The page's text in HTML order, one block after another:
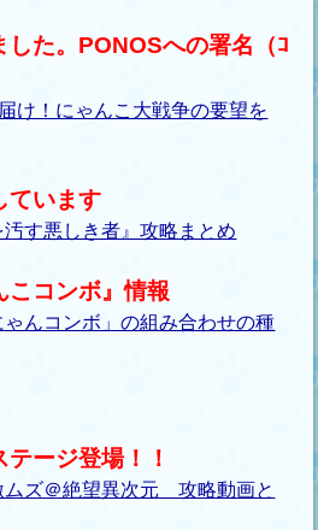
した。PONOSへの署名（ｺ
け！にゃんこ大戦争の要望を
ています
す悪しき者』攻略まとめ
こコンボ』情報
んコンボ」の組み合わせの種
ージ登場！！
ムズ＠絶望異次元 攻略動画と